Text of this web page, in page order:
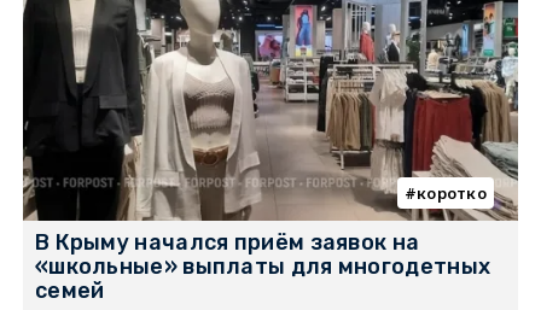
коротко
В Крыму начался приём заявок на
«школьные» выплаты для многодетных
семей